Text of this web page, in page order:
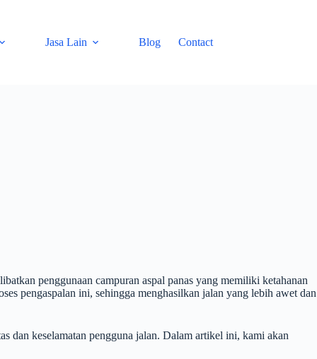
Jasa Lain Blog Contact
penggunaan campuran aspal panas yang memiliki ketahanan
pengaspalan ini, sehingga menghasilkan jalan yang lebih awet dan
dan keselamatan pengguna jalan. Dalam artikel ini, kami akan